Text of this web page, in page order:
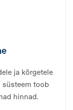
ja kõrgetele
süsteem toob
hinnad.